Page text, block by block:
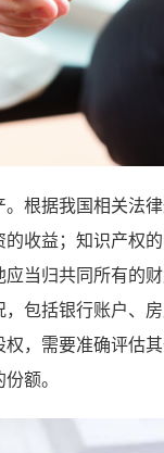
据我国相关法
收益；知识产权
当归共同所有的
包括银行账户、
，需要准确评估
额。